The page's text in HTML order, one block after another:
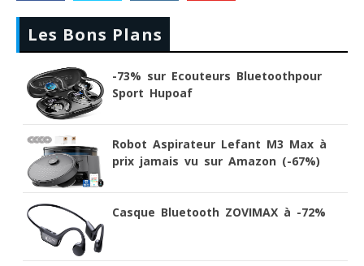
Les Bons Plans
-73% sur Ecouteurs Bluetoothpour
Sport Hupoaf
Robot Aspirateur Lefant M3 Max à
prix jamais vu sur Amazon (-67%)
Casque Bluetooth ZOVIMAX à -72%